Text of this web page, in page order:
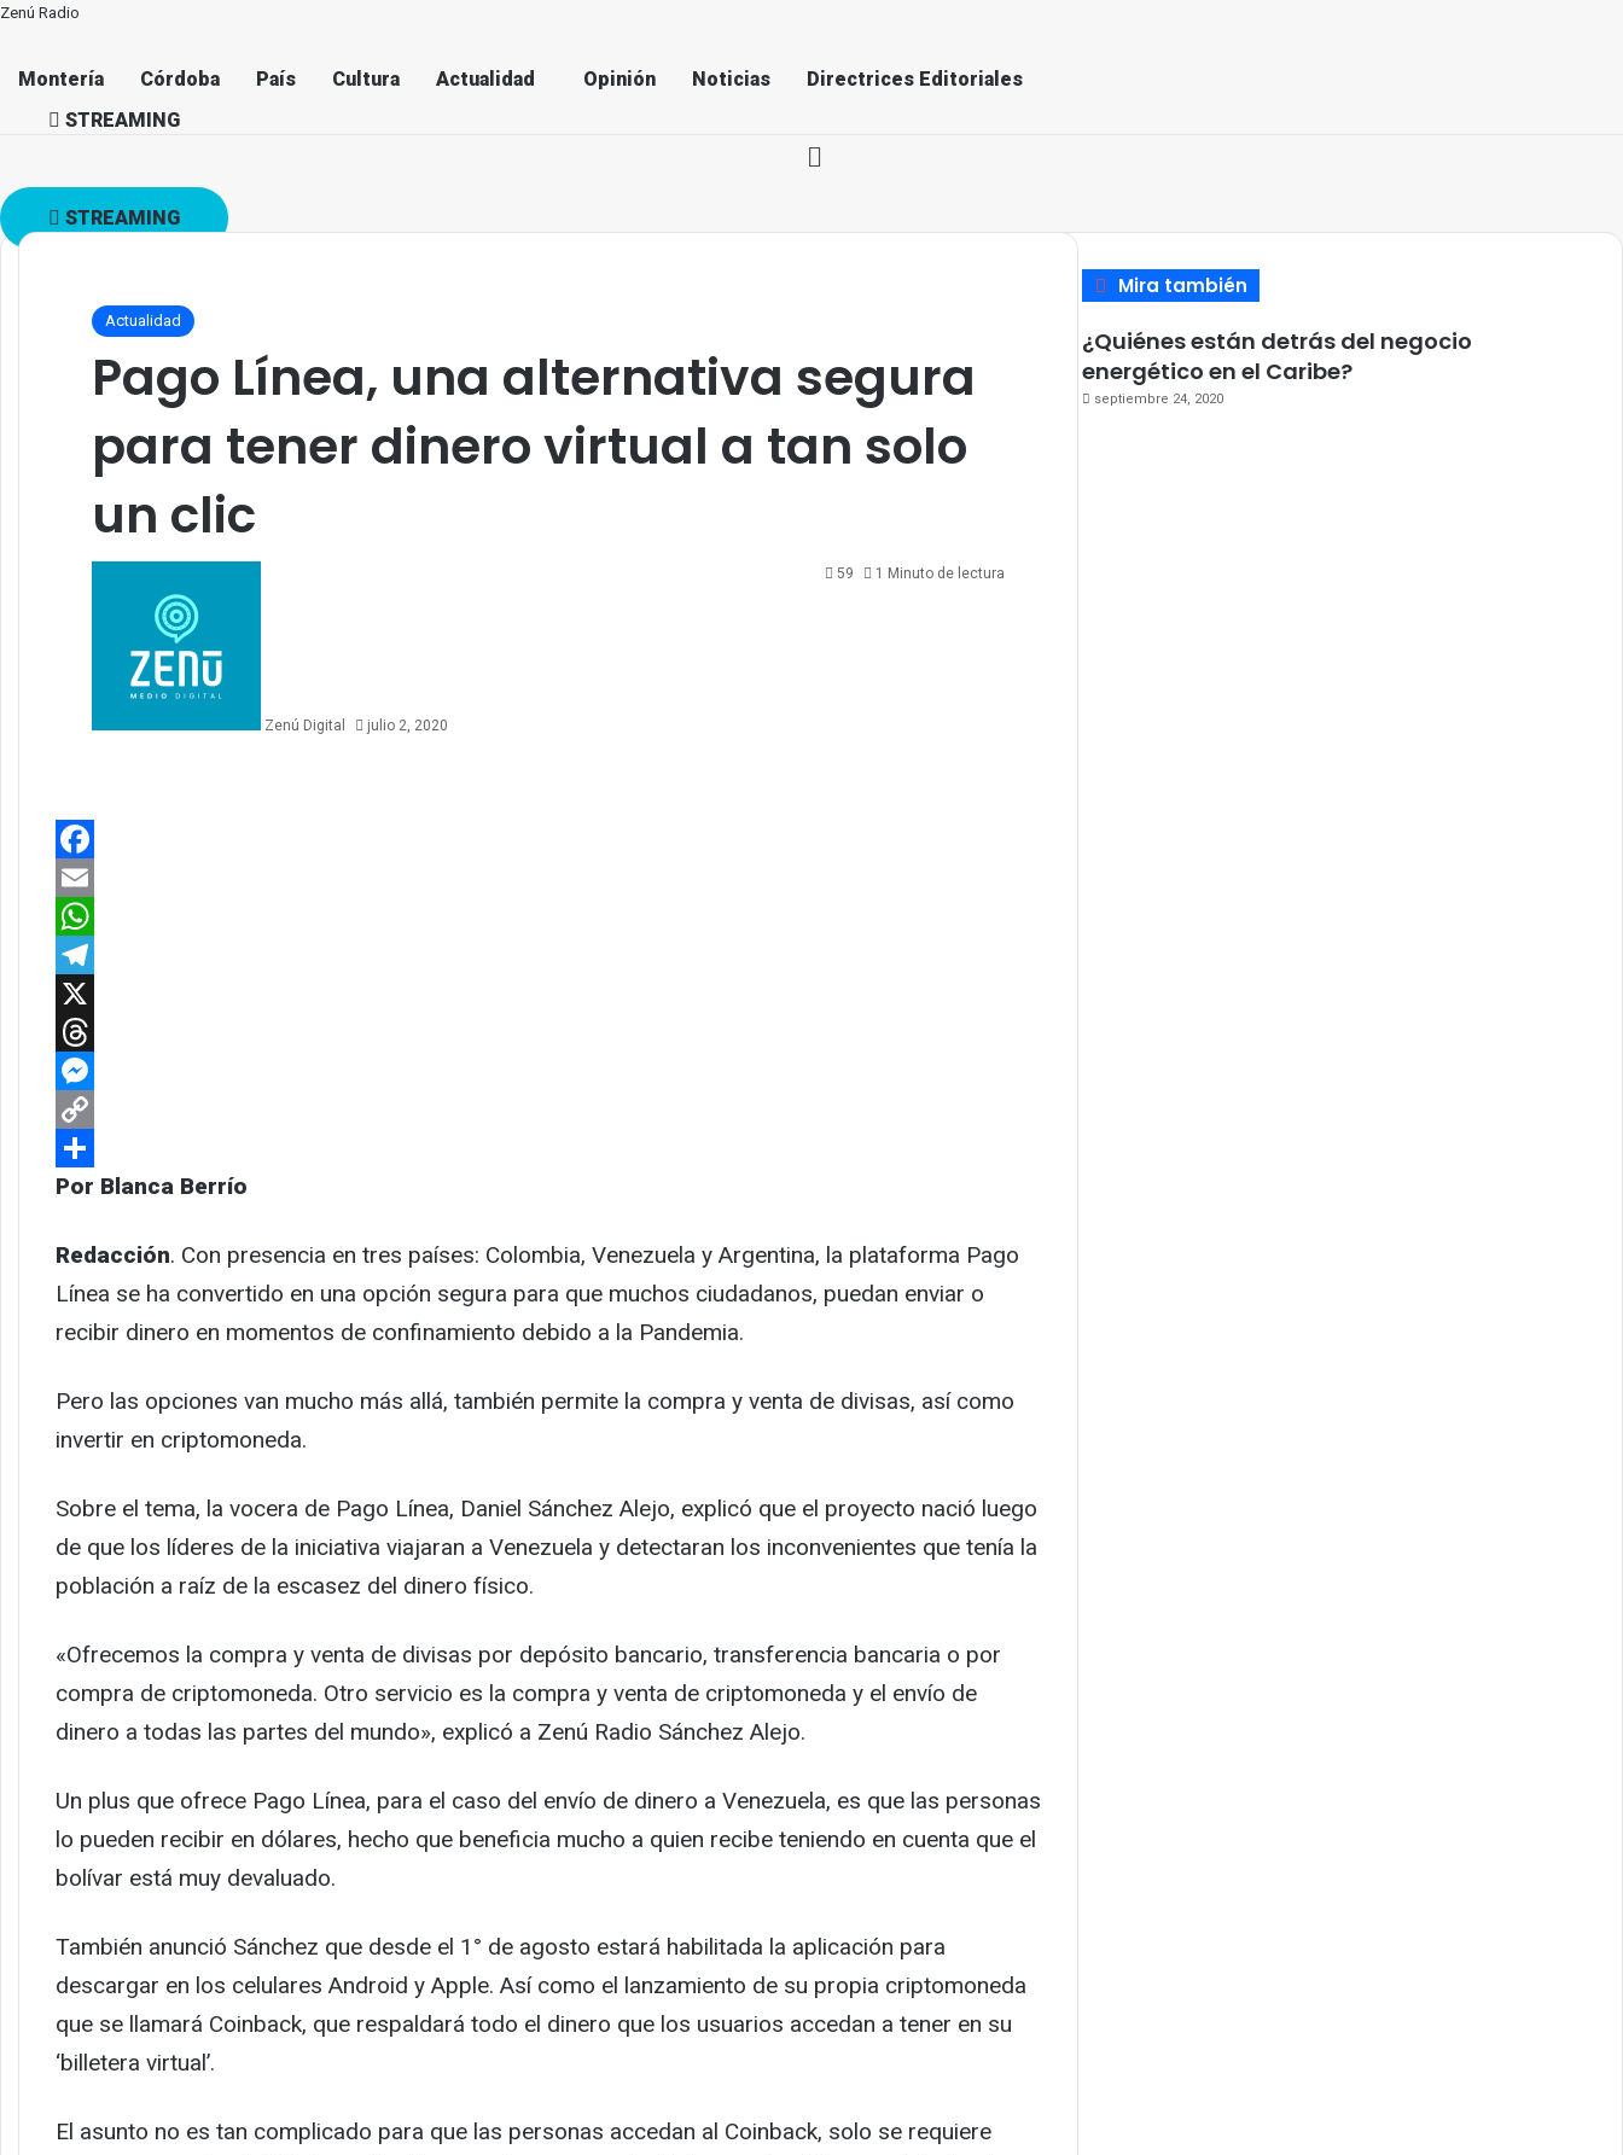
Zenú Radio
Montería Córdoba País Cultura Actualidad Opinión Noticias
Directrices Editoriales
STREAMING
STREAMING
Actualidad
Pago Línea, una alternativa segura
para tener dinero virtual a tan solo
un clic
Zenú Digital julio 2, 2020
59 1 Minuto de lectura
Facebook
Email
WhatsApp
Telegram
X
Threads
Messenger
Copy
Link
Compartir
Por Blanca Berrío
Redacción. Con presencia en tres países: Colombia, Venezuela y Argentina, la plataforma Pago
Línea se ha convertido en una opción segura para que muchos ciudadanos, puedan enviar o
recibir dinero en momentos de confinamiento debido a la Pandemia.
Pero las opciones van mucho más allá, también permite la compra y venta de divisas, así como
invertir en criptomoneda.
Sobre el tema, la vocera de Pago Línea, Daniel Sánchez Alejo, explicó que el proyecto nació luego
de que los líderes de la iniciativa viajaran a Venezuela y detectaran los inconvenientes que tenía la
población a raíz de la escasez del dinero físico.
«Ofrecemos la compra y venta de divisas por depósito bancario, transferencia bancaria o por
compra de criptomoneda. Otro servicio es la compra y venta de criptomoneda y el envío de
dinero a todas las partes del mundo», explicó a Zenú Radio Sánchez Alejo.
Un plus que ofrece Pago Línea, para el caso del envío de dinero a Venezuela, es que las personas
lo pueden recibir en dólares, hecho que beneficia mucho a quien recibe teniendo en cuenta que el
bolívar está muy devaluado.
También anunció Sánchez que desde el 1° de agosto estará habilitada la aplicación para
descargar en los celulares Android y Apple. Así como el lanzamiento de su propia criptomoneda
que se llamará Coinback, que respaldará todo el dinero que los usuarios accedan a tener en su
‘billetera virtual’.
El asunto no es tan complicado para que las personas accedan al Coinback, solo se requiere
Mira también
Cerrar
¿Quiénes están detrás del negocio
energético en el Caribe?
septiembre 24, 2020